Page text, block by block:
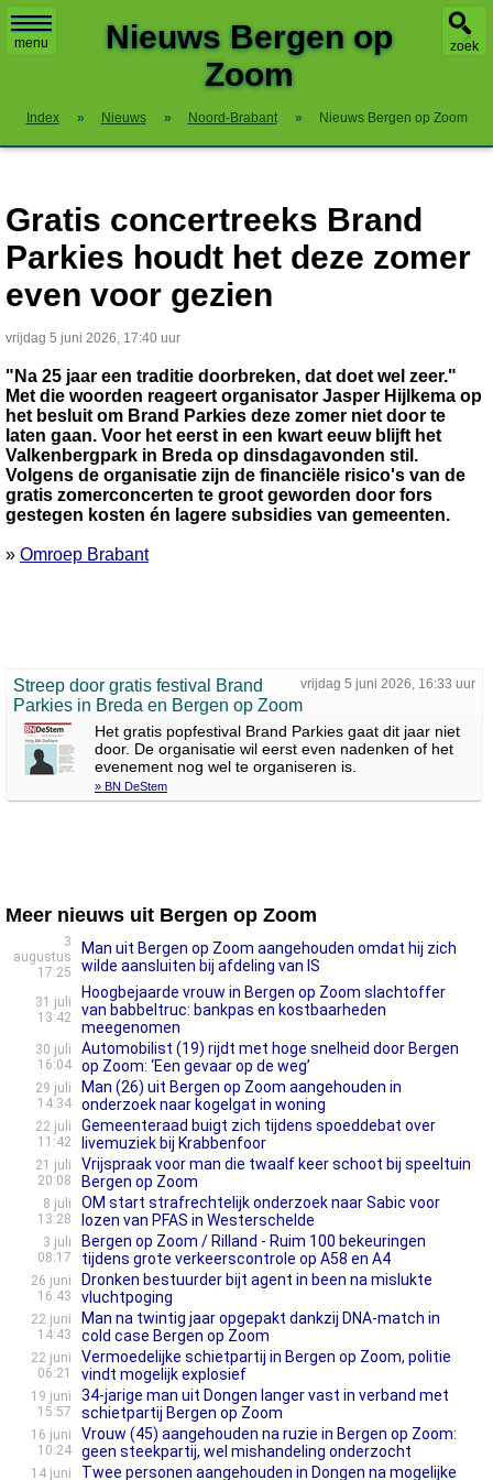
menu zoek
Nieuws Bergen op
Zoom
Index » Nieuws » Noord-Brabant » Nieuws Bergen op Zoom
Gratis concertreeks Brand
Parkies houdt het deze zomer
even voor gezien
vrijdag 5 juni 2026, 17:40 uur
"Na 25 jaar een traditie doorbreken, dat doet wel zeer."
Met die woorden reageert organisator Jasper Hijlkema op
het besluit om Brand Parkies deze zomer niet door te
laten gaan. Voor het eerst in een kwart eeuw blijft het
Valkenbergpark in Breda op dinsdagavonden stil.
Volgens de organisatie zijn de financiële risico's van de
gratis zomerconcerten te groot geworden door fors
gestegen kosten én lagere subsidies van gemeenten.
» Omroep Brabant
vrijdag 5 juni 2026, 16:33 uur
Streep door gratis festival Brand
Parkies in Breda en Bergen op Zoom
Het gratis popfestival Brand Parkies gaat dit jaar niet
door. De organisatie wil eerst even nadenken of het
evenement nog wel te organiseren is.
» BN DeStem
Meer nieuws uit Bergen op Zoom
3
augustus
17:25
Man uit Bergen op Zoom aangehouden omdat hij zich
wilde aansluiten bij afdeling van IS
31 juli
13:42
Hoogbejaarde vrouw in Bergen op Zoom slachtoffer
van babbeltruc: bankpas en kostbaarheden
meegenomen
30 juli
16:04
Automobilist (19) rijdt met hoge snelheid door Bergen
op Zoom: ‘Een gevaar op de weg’
29 juli
14:34
Man (26) uit Bergen op Zoom aangehouden in
onderzoek naar kogelgat in woning
22 juli
11:42
Gemeenteraad buigt zich tijdens spoeddebat over
livemuziek bij Krabbenfoor
21 juli
20:08
Vrijspraak voor man die twaalf keer schoot bij speeltuin
Bergen op Zoom
8 juli
13:28
OM start strafrechtelijk onderzoek naar Sabic voor
lozen van PFAS in Westerschelde
3 juli
08:17
Bergen op Zoom / Rilland - Ruim 100 bekeuringen
tijdens grote verkeerscontrole op A58 en A4
26 juni
16:43
Dronken bestuurder bijt agent in been na mislukte
vluchtpoging
22 juni
14:43
Man na twintig jaar opgepakt dankzij DNA-match in
cold case Bergen op Zoom
22 juni
06:21
Vermoedelijke schietpartij in Bergen op Zoom, politie
vindt mogelijk explosief
19 juni
15:57
34-jarige man uit Dongen langer vast in verband met
schietpartij Bergen op Zoom
16 juni
10:24
Vrouw (45) aangehouden na ruzie in Bergen op Zoom:
geen steekpartij, wel mishandeling onderzocht
14 juni Twee personen aangehouden in Dongen na mogelijke